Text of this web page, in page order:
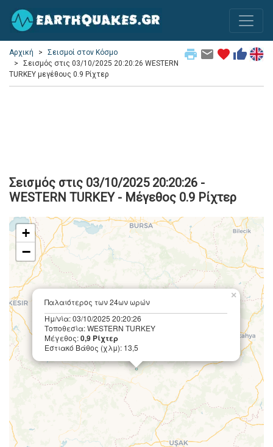
print email favorite thumb_up
Αρχική
Σεισμοί στον Κόσμο
Σεισμός στις 03/10/2025 20:20:26 WESTERN
TURKEY μεγέθους 0.9 Ρίχτερ
Σεισμός στις 03/10/2025 20:20:26 -
WESTERN TURKEY - Μέγεθος 0.9 Ρίχτερ
Παλαιότερος των 24ων ωρών
Ημ/νία: 03/10/2025 20:20:26
Τοποθεσία: WESTERN TURKEY
Μέγεθος:0,9 Ρίχτερ
Εστιακό Βάθος (χλμ): 13,5
×
+
−